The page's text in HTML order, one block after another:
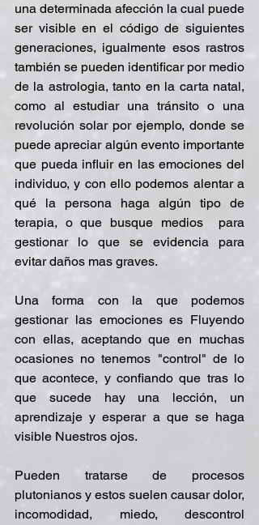
una determinada afección la cual puede
ser visible en el código de siguientes
generaciones, igualmente esos rastros
también se pueden identificar por medio
de la astrologia, tanto en la carta natal,
como al estudiar una tránsito o una
revolución solar por ejemplo, donde se
puede apreciar algún evento importante
que pueda influir en las emociones del
individuo, y con ello podemos alentar a
qué la persona haga algún tipo de
terapia, o que busque medios  para
gestionar lo que se evidencia para
evitar daños mas graves.
Una forma con la que podemos
gestionar las emociones es Fluyendo
con ellas, aceptando que en muchas
ocasiones no tenemos "control" de lo
que acontece, y confiando que tras lo
que sucede hay una lección, un
aprendizaje y esperar a que se haga
visible Nuestros ojos.
Pueden tratarse de procesos
plutonianos y estos suelen causar dolor,
incomodidad, miedo, descontrol